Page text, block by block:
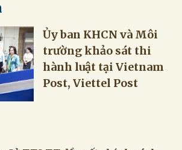
Ủy ban KHCN và Môi
trường khảo sát thi
hành luật tại Vietnam
Post, Viettel Post